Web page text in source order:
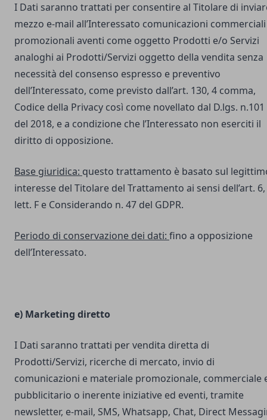
I Dati saranno trattati per consentire al Titolare di
mezzo e-mail all’Interessato comunicazioni
promozionali aventi come oggetto Prodotti e/o Servizi
analoghi ai Prodotti/Servizi oggetto della vendita senza
necessità del consenso espresso e preventivo
dell’Interessato, come previsto dall’art. 130, 4 comma,
Codice della Privacy così come novellato dal D.lgs. n.101
del 2018, e a condizione che l’Interessato non eserciti il
diritto di opposizione.
Base giuridica: questo trattamento è basato sul
interesse del Titolare del Trattamento ai sensi dell’art. 6,
lett. F e Considerando n. 47 del GDPR.
Periodo di conservazione dei dati: fino a opposizione
dell’Interessato.
e) Marketing diretto
I Dati saranno trattati per vendita diretta di
Prodotti/Servizi, ricerche di mercato, invio di
comunicazioni e materiale promozionale, commerciale
pubblicitario o inerente iniziative ed eventi, tramite
newsletter, e-mail, SMS, Whatsapp, Chat, Direct